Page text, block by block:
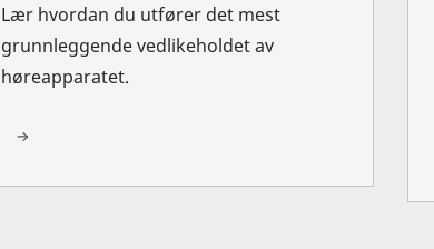
Lær hvordan du utfører det mest
grunnleggende vedlikeholdet av
høreapparatet.